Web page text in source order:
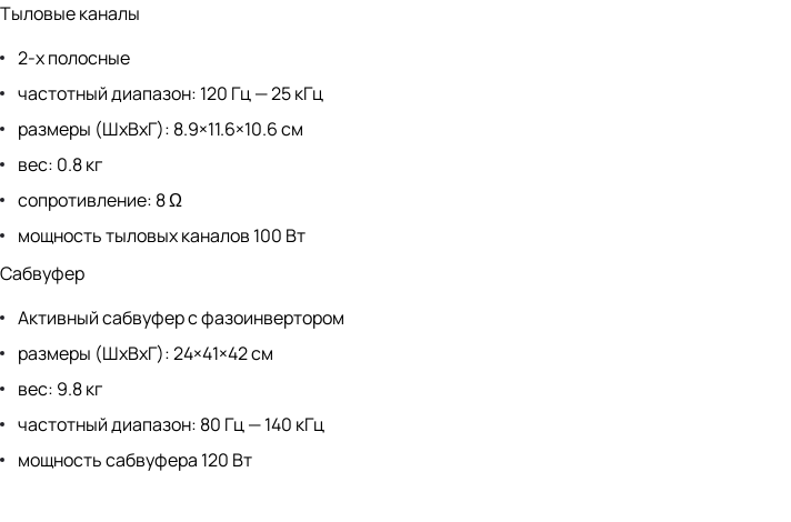
Тыловые каналы
2-х полосные
частотный диапазон: 120 Гц — 25 кГц
размеры (ШхВхГ): 8.9×11.6×10.6 см
вес: 0.8 кг
сопротивление: 8 Ω
мощность тыловых каналов 100 Вт
Сабвуфер
Активный сабвуфер с фазоинвертором
размеры (ШхВхГ): 24×41×42 см
вес: 9.8 кг
частотный диапазон: 80 Гц — 140 кГц
мощность сабвуфера 120 Вт